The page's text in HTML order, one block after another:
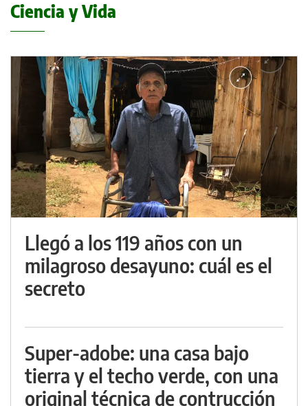
Ciencia y Vida
Llegó a los 119 años con un
milagroso desayuno: cuál es el
secreto
Super-adobe: una casa bajo
tierra y el techo verde, con una
original técnica de contrucción